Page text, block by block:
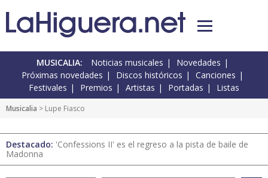
MUSICALIA: Noticias musicales
Novedades
Próximas novedades
Discos históricos
Canciones
Festivales
Premios Artistas Portadas Listas
Musicalia > Lupe Fiasco
Destacado: 'Confessions II' es el regreso a la pista de baile de
Madonna